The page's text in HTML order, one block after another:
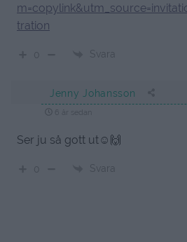
tration
Svara
Jenny Johansson
Ser ju så gott ut☺️🙌
Svara